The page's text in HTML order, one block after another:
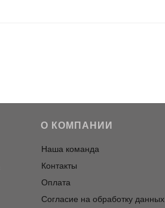
О КОМПАНИИ
Наша команда
Контакты
Оплата
Согласие на обработку данных